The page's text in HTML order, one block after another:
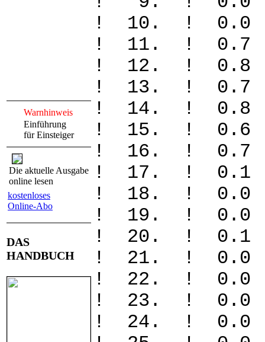
Warnhinweis
Einführung
für Einsteiger
Die aktuelle Ausgabe
online lesen
kostenloses
Online-Abo
DAS
HANDBUCH
! 10. !
! 11. !
! 12. !
! 13. !
! 14. !
! 15. !
! 16. !
! 17. !
! 18. !
! 19. !
! 20. !
! 21. !
! 22. !
! 23. !
! 24. !